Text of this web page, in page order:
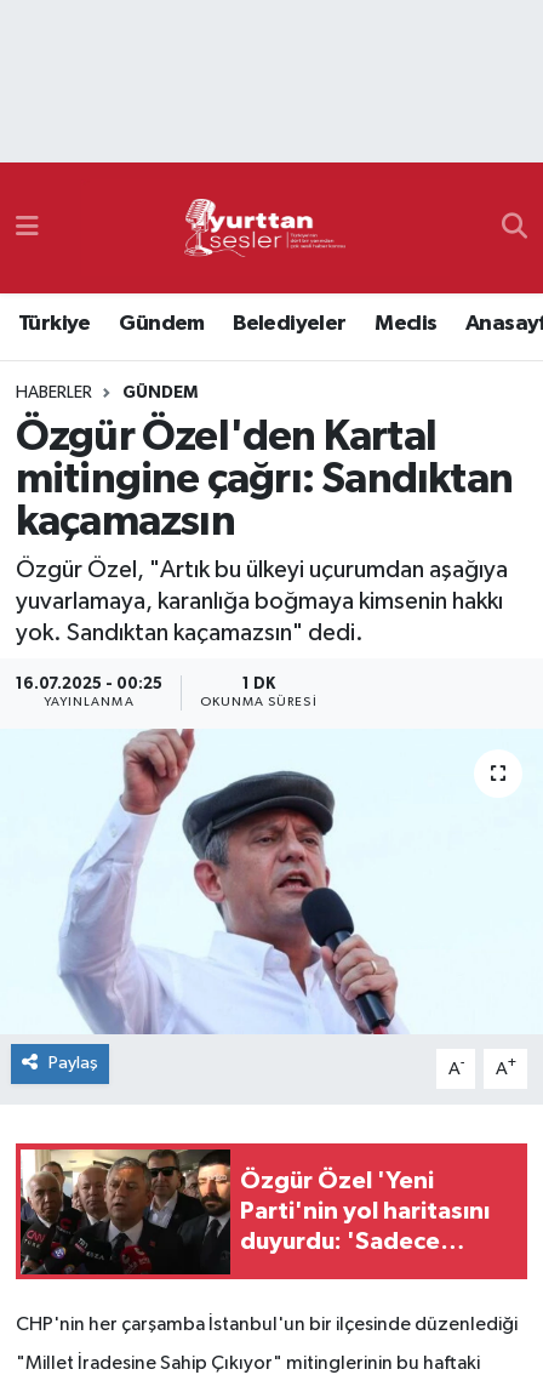
Türkiye Gündem Belediyeler Meclis
HABERLER GÜNDEM
Özgür Özel'den Kartal
mitingine çağrı: Sandıktan
kaçamazsın
Özgür Özel, "Artık bu ülkeyi uçurumdan aşağıya
yuvarlamaya, karanlığa boğmaya kimsenin hakkı
yok. Sandıktan kaçamazsın" dedi.
16.07.2025 - 00:25
YAYINLANMA
1 DK
OKUNMA SÜRESI
Paylaş A- A+
Özgür Özel 'Yeni
Parti'nin yol haritasını
duyurdu: 'Sadece
CHP'nin her çarşamba İstanbul'un bir ilçesinde düzenlediği
"Millet İradesine Sahip Çıkıyor" mitinglerinin bu haftaki
Namaz Vakitleri
Süper Lig Puan Durumu ve Fikstür
Tüm Manşetler
Son Dakika Haberleri
Haber Arşivi